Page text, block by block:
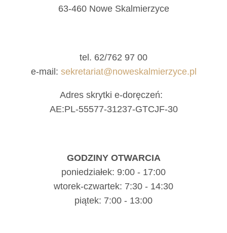
63-460 Nowe Skalmierzyce
tel. 62/762 97 00
e-mail: sekretariat@noweskalmierzyce.pl
Adres skrytki e-doręczeń:
AE:PL-55577-31237-GTCJF-30
GODZINY OTWARCIA
poniedziałek: 9:00 - 17:00
wtorek-czwartek: 7:30 - 14:30
piątek: 7:00 - 13:00